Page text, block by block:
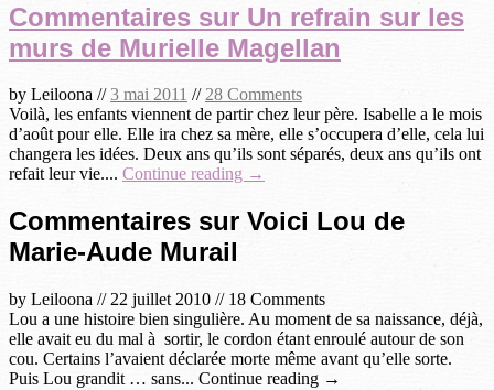
Commentaires sur Un refrain sur les
murs de Murielle Magellan
by Leiloona //3 mai 2011 //28 Comments
Voilà, les enfants viennent de partir chez leur père. Isabelle a le mois
d’août pour elle. Elle ira chez sa mère, elle s’occupera d’elle, cela lui
changera les idées. Deux ans qu’ils sont séparés, deux ans qu’ils ont
refait leur vie.... Continue reading →
Commentaires sur Voici Lou de
Marie-Aude Murail
by Leiloona //22 juillet 2010 // 18 Comments
Lou a une histoire bien singulière. Au moment de sa naissance, déjà,
elle avait eu du mal à sortir, le cordon étant enroulé autour de son
cou. Certains l’avaient déclarée morte même avant qu’elle sorte.
Puis Lou grandit … sans... Continue reading →